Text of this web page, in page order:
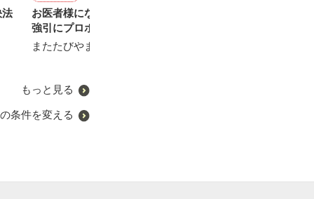
法
お医者様になった幼馴染に
強引にプロポーズされた件
またたびやま銀猫／著
もっと見る
条件を変える